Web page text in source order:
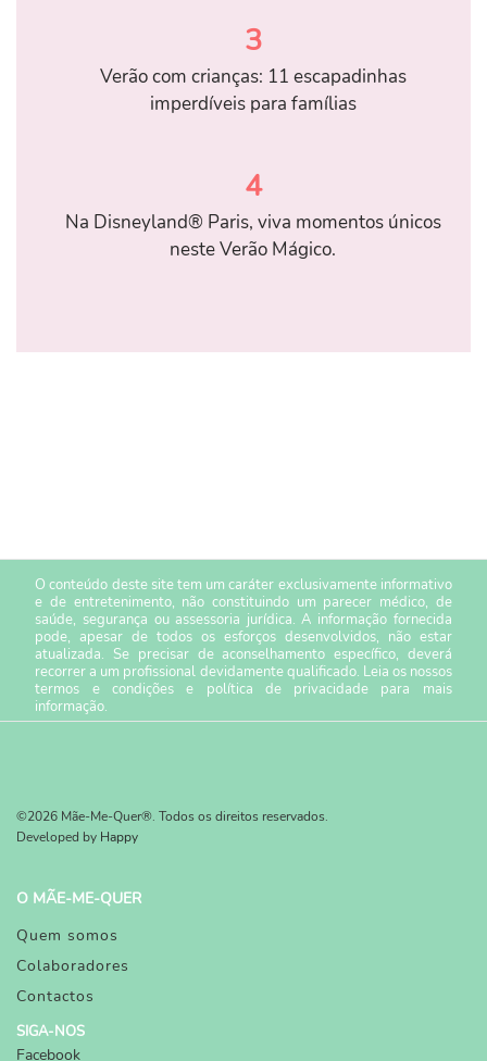
3
Verão com crianças: 11 escapadinhas
imperdíveis para famílias
4
Na Disneyland® Paris, viva momentos únicos
neste Verão Mágico.
O conteúdo deste site tem um caráter exclusivamente informativo
e de entretenimento, não constituindo um parecer médico, de
saúde, segurança ou assessoria jurídica. A informação fornecida
pode, apesar de todos os esforços desenvolvidos, não estar
atualizada. Se precisar de aconselhamento específico, deverá
recorrer a um profissional devidamente qualificado. Leia os nossos
termos e condiçõese política de privacidade para mais
informação.
©2026 Mãe-Me-Quer®. Todos os direitos reservados.
Developed by Happy
O MÃE-ME-QUER
Quem somos
Colaboradores
Contactos
SIGA-NOS
Facebook